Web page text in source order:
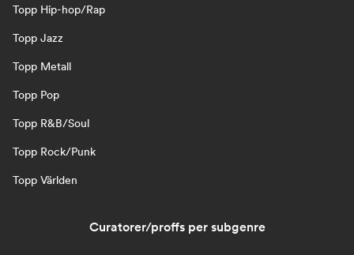
Topp Hip-hop/Rap
Topp Jazz
Topp Metall
Topp Pop
Topp R&B/Soul
Topp Rock/Punk
Topp Världen
Curatorer/proffs per subgenre